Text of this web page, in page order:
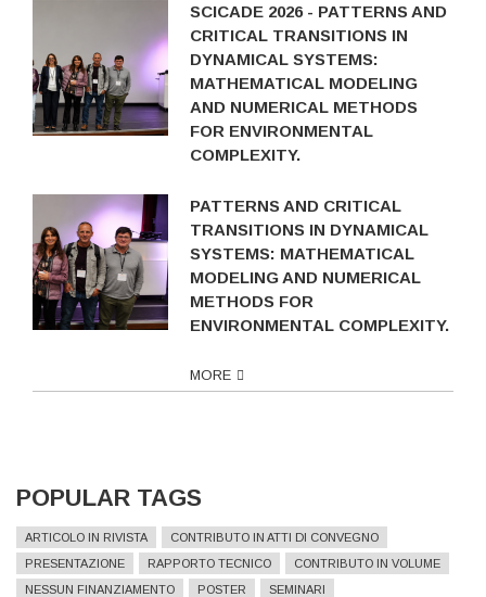
SCICADE 2026 - PATTERNS AND
CRITICAL TRANSITIONS IN
DYNAMICAL SYSTEMS:
MATHEMATICAL MODELING
AND NUMERICAL METHODS
FOR ENVIRONMENTAL
COMPLEXITY.
PATTERNS AND CRITICAL
TRANSITIONS IN DYNAMICAL
SYSTEMS: MATHEMATICAL
MODELING AND NUMERICAL
METHODS FOR
ENVIRONMENTAL COMPLEXITY.
MORE
POPULAR TAGS
ARTICOLO IN RIVISTA
CONTRIBUTO IN ATTI DI CONVEGNO
PRESENTAZIONE
RAPPORTO TECNICO
CONTRIBUTO IN VOLUME
NESSUN FINANZIAMENTO
POSTER
SEMINARI